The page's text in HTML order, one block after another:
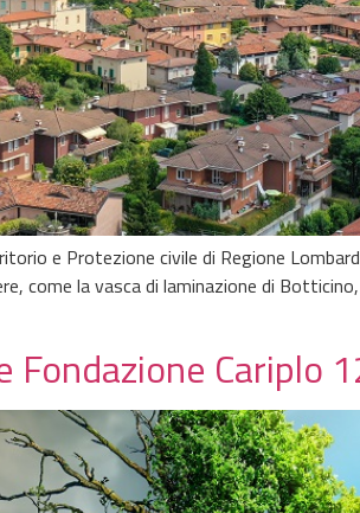
e Protezione civile di Regione
come la vasca di laminazione di
Fondazione Cariplo